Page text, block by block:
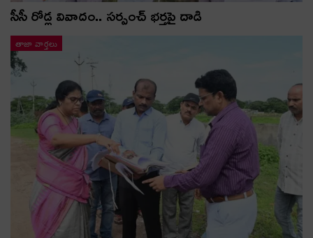
సీసీ రోడ్ల వివాదం.. స‌ర్పంచ్ భ‌ర్త‌పై దాడి
తాజా వార్తలు